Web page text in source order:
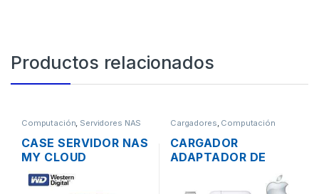
Productos relacionados
Computación, Servidores NAS
CASE SERVIDOR NAS
MY CLOUD
WESTERN DIGITAL 2
BAHÍAS SATA CON
Cargadores, Computación
CARGADOR
ADAPTADOR DE
LAPTOP MAC APPLE